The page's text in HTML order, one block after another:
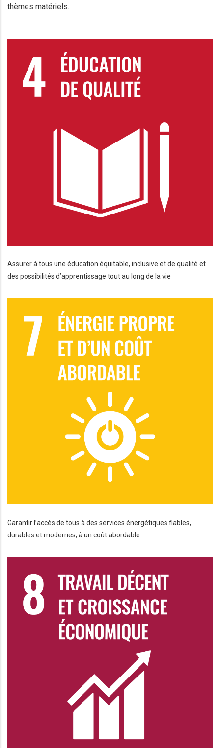
thèmes matériels.
Assurer à tous une éducation équitable, inclusive et de qualité et
des possibilités d’apprentissage tout au long de la vie
Garantir l’accès de tous à des services énergétiques fiables,
durables et modernes, à un coût abordable